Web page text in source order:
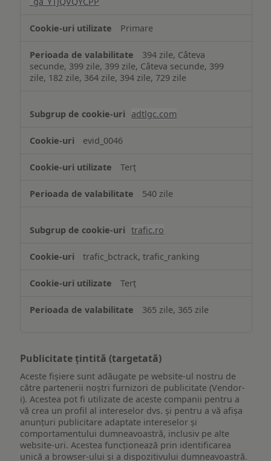
Primare
394 zile, Câteva
secunde, 399 zile, 399 zile, Câteva secunde, 399
zile, 182 zile, 364 zile, 394 zile, 729 zile
adtlgc.com
evid_0046
Terț
540 zile
trafic.ro
trafic_bctrack, trafic_ranking
Terț
365 zile, 365 zile
Publicitate țintită (targetată)
Aceste fișiere sunt adăugate pe website-ul nostru de
către partenerii noștri furnizori de publicitate (Vendor-
i). Acestea pot fi utilizate de aceste companii pentru a
vă crea un profil al intereselor dvs. și pentru a vă afișa
anunțuri publicitare adaptate intereselor și
comportamentului dumneavoastră, inclusiv pe alte
website-uri. Acestea funcționează prin identificarea
unică a browser-ului și a dispozitivului dumneavoastră.